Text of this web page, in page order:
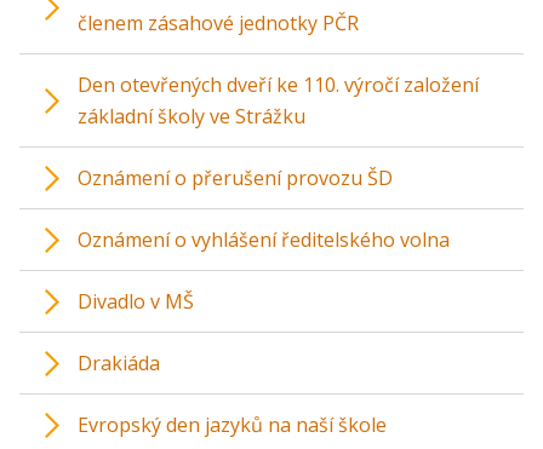
členem zásahové jednotky PČR
Den otevřených dveří ke 110. výročí založení
základní školy ve Strážku
Oznámení o přerušení provozu ŠD
Oznámení o vyhlášení ředitelského volna
Divadlo v MŠ
Drakiáda
Evropský den jazyků na naší škole